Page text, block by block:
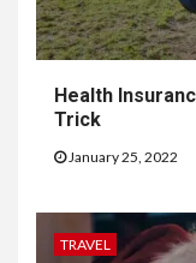
Health
Trick
January 25, 2022
TRAVEL